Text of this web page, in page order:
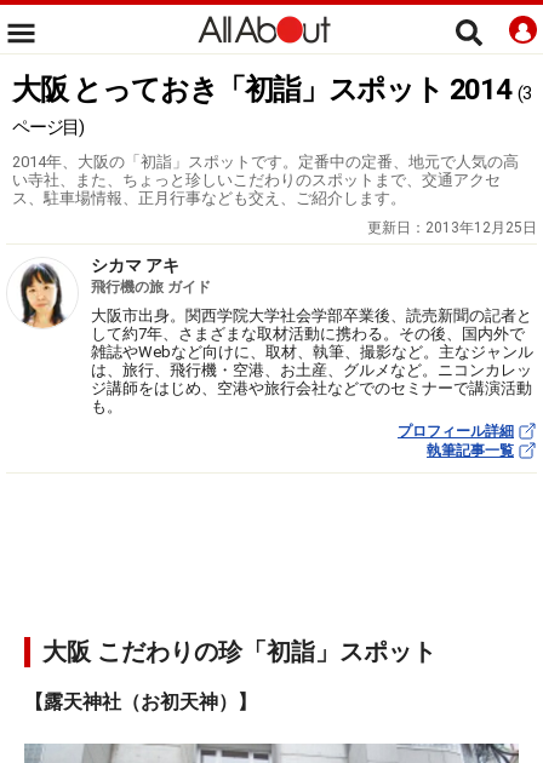
大阪 とっておき「初詣」スポット 2014 (3
ページ目)
2014年、大阪の「初詣」スポットです。定番中の定番、地元で人気の高
い寺社、また、ちょっと珍しいこだわりのスポットまで、交通アクセ
ス、駐車場情報、正月行事なども交え、ご紹介します。
更新日： 2013年12月25日
シカマ アキ
飛行機の旅 ガイド
大阪市出身。関西学院大学社会学部卒業後、読売新聞の記者と
して約7年、さまざまな取材活動に携わる。その後、国内外で
雑誌やWebなど向けに、取材、執筆、撮影など。主なジャンル
は、旅行、飛行機・空港、お土産、グルメなど。ニコンカレッ
ジ講師をはじめ、空港や旅行会社などでのセミナーで講演活動
も。
プロフィール詳細
執筆記事一覧
大阪 こだわりの珍「初詣」スポット
【露天神社（お初天神）】